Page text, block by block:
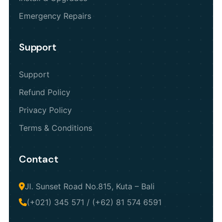
Emergency Repairs
Support
Support
Refund Policy
Privacy Policy
Terms & Conditions
Contact
Jl. Sunset Road No.815, Kuta – Bali
(+021) 345 571 / (+62) 81 574 6591